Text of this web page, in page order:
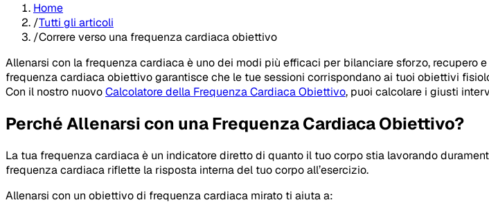
Home
/Tutti gli articoli
/Correre verso una frequenza cardiaca obiettivo
Allenarsi con la frequenza cardiaca è uno dei modi più efficaci per bilanciare sforzo, recupero
frequenza cardiaca obiettivo garantisce che le tue sessioni corrispondano ai tuoi obiettivi
Con il nostro nuovoCalcolatore della Frequenza Cardiaca Obiettivo, puoi calcolare i giusti
Perché Allenarsi con una Frequenza Cardiaca Obiettivo?
La tua frequenza cardiaca è un indicatore diretto di quanto il tuo corpo stia lavorando
frequenza cardiaca riflette la risposta interna del tuo corpo all’esercizio.
Allenarsi con un obiettivo di frequenza cardiaca mirato ti aiuta a: